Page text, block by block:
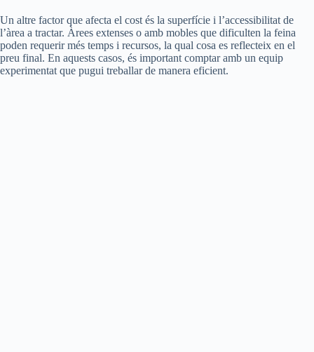
Un altre factor que afecta el cost és la superfície i l’accessibilitat de
l’àrea a tractar. Àrees extenses o amb mobles que dificulten la feina
poden requerir més temps i recursos, la qual cosa es reflecteix en el
preu final. En aquests casos, és important comptar amb un equip
experimentat que pugui treballar de manera eficient.